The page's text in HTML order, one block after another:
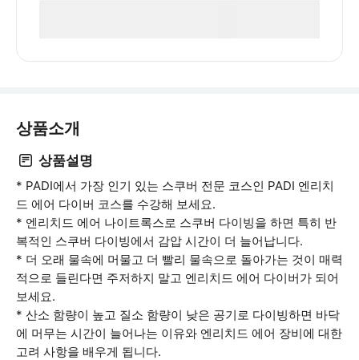
상품소개
상품설명
* PADI에서 가장 인기 있는 스쿠버 전문 코스인 PADI 엔리치
드 에어 다이버 코스를 수강해 보세요.
* 엔리치드 에어 나이트록스로 스쿠버 다이빙을 하면 특히 반
복적인 스쿠버 다이빙에서 감압 시간이 더 늘어납니다.
* 더 오래 물속에 머물고 더 빨리 물속으로 돌아가는 것이 매력
적으로 들린다면 주저하지 말고 엔리치드 에어 다이버가 되어
보세요.
* 산소 함량이 높고 질소 함량이 낮은 공기로 다이빙하면 바닥
에 머무는 시간이 늘어나는 이유와 엔리치드 에어 장비에 대한
고려 사항을 배우게 됩니다.